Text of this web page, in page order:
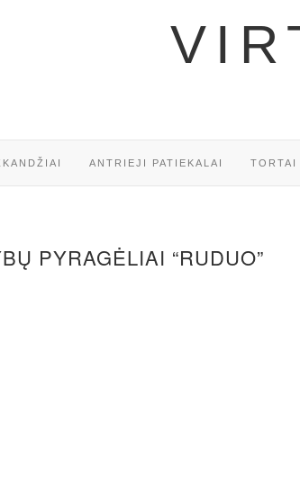
ANTRIEJI PATIEKALAI TORTAI
PYRAGĖLIAI “RUDUO”